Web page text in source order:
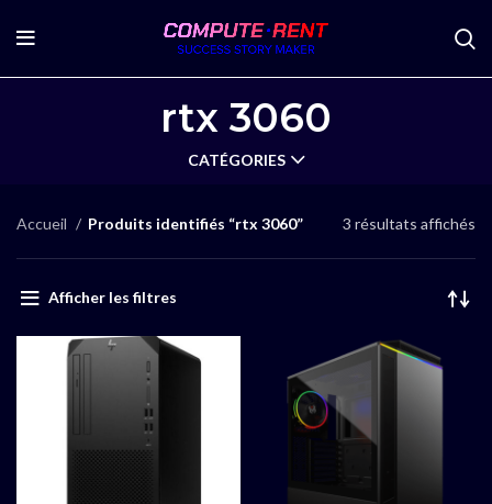
rtx 3060
CATÉGORIES
Accueil Produits identifiés “rtx 3060” 3 résultats affichés
Afficher les filtres